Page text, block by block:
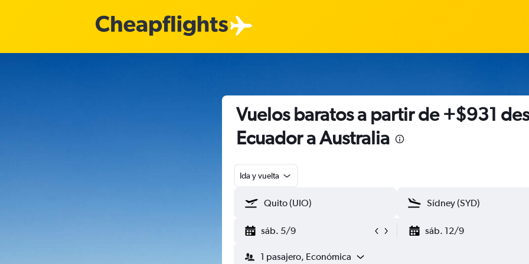
Vuelos baratos a partir de +$931
Ecuador a Australia
Ida y vuelta
sáb. 5/9 sáb. 12/9
1 pasajero, Económica